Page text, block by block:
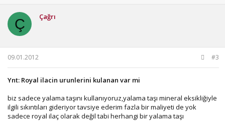
Ç Çağrı
09.01.2012 #3
Ynt: Royal ilacin urunlerini kulanan var mi
biz sadece yalama taşını kullanıyoruz,yalama taşı mineral eksikliğiyle
ilgili sıkıntıları gideriyor tavsiye ederim fazla bir maliyeti de yok
sadece royal ilaç olarak değil tabi herhangi bir yalama taşı